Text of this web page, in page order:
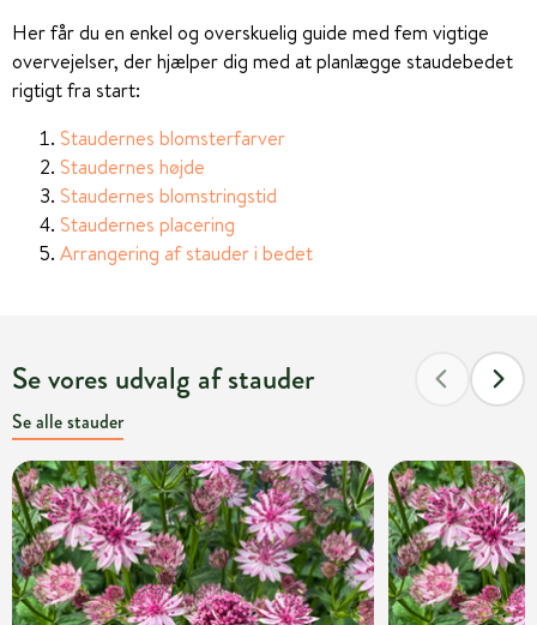
Her får du en enkel og overskuelig guide med fem vigtige
overvejelser, der hjælper dig med at planlægge staudebedet
rigtigt fra start:
Staudernes blomsterfarver
Staudernes højde
Staudernes blomstringstid
Staudernes placering
Arrangering af stauder i bedet
Se vores udvalg af stauder
Se alle stauder